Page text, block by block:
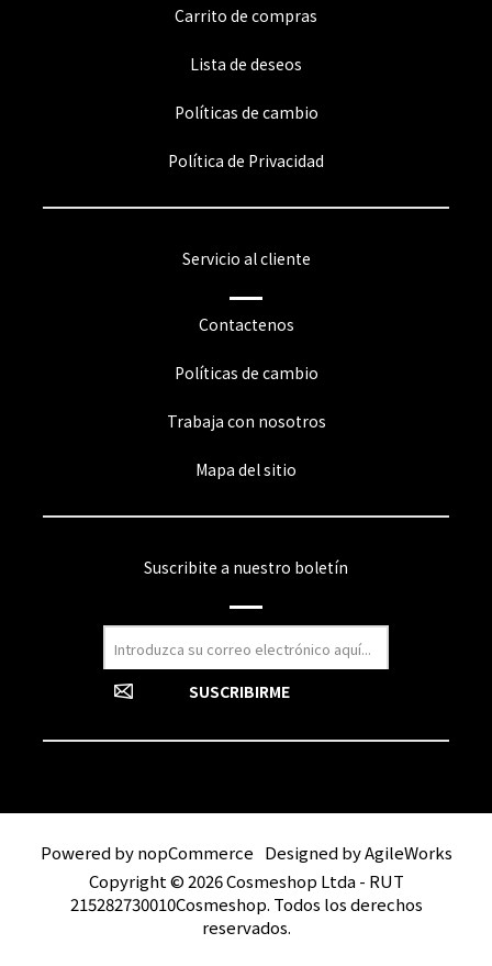
Carrito de compras
Lista de deseos
Políticas de cambio
Política de Privacidad
Servicio al cliente
Contactenos
Políticas de cambio
Trabaja con nosotros
Mapa del sitio
Suscribite a nuestro boletín
Powered bynopCommerce Designed byAgileWorks
Copyright © 2026 Cosmeshop Ltda - RUT
215282730010Cosmeshop. Todos los derechos
reservados.